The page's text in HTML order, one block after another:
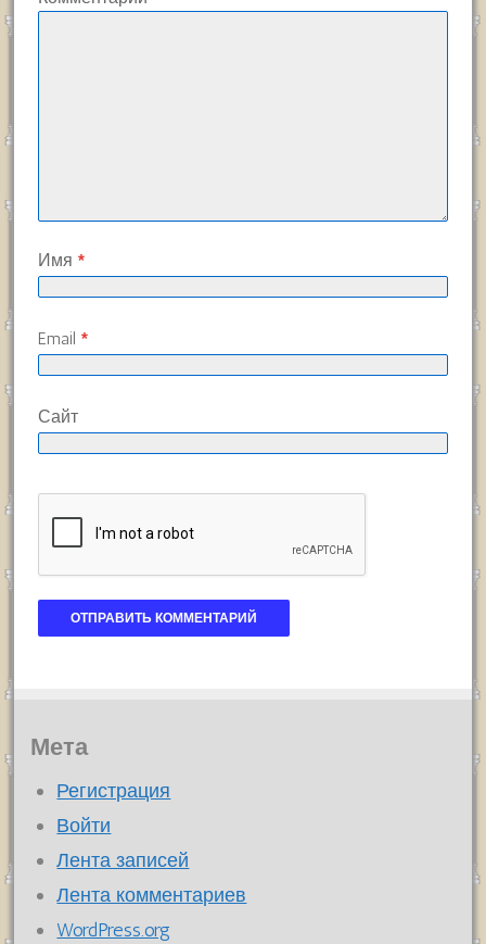
Имя *
Email *
Сайт
Мета
Регистрация
Войти
Лента записей
Лента комментариев
WordPress.org